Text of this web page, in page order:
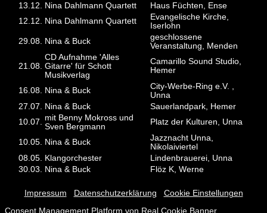
13.12. Nina Dahlmann Quartett
Haus Füchten, Ense
12.12. Nina Dahlmann Quartett
Evangelische Kirche,
Iserlohn
29.08. Nina & Buck
geschlossene
Veranstaltung, Menden
21.08.
CD Aufnahme 'Alles
Gitarre' für Schott
Musikverlag
Camarillo Sound Studio,
Hemer
16.08. Nina & Buck
City-Werbe-Ring e.V. ,
Unna
27.07. Nina & Buck
Sauerlandpark, Hemer
10.07. mit Benny Mokross und
Sven Bergmann
Platz der Kulturen, Unna
10.05. Nina & Buck
Jazznacht Unna,
Nikolaiviertel
08.05. Klangorchester
Lindenbrauerei, Unna
30.03. Nina & Buck Flöz K, Werne
Impressum Datenschutzerklärung
Cookie Einstellungen
Consent Management Platform von Real Cookie Banner